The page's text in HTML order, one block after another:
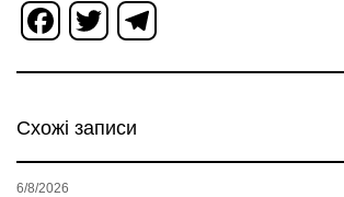
Facebook
Twitter
Схожі записи
6/8/2026